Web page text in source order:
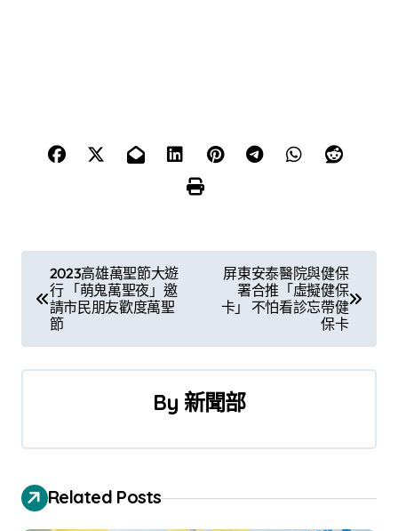
章
導
覽
2023高雄萬聖節大遊
行 「萌鬼萬聖夜」邀
請市民朋友歡度萬聖
節
屏東安泰醫院與健保
署合推「虛擬健保
卡」 不怕看診忘帶健
保卡
By 新聞部
Related Posts